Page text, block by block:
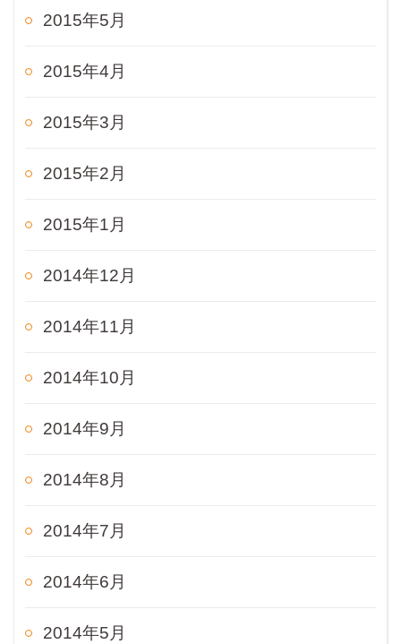
2015年5月
2015年4月
2015年3月
2015年2月
2015年1月
2014年12月
2014年11月
2014年10月
2014年9月
2014年8月
2014年7月
2014年6月
2014年5月